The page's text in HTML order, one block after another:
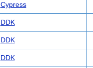
Cypress
DDK
DDK
DDK